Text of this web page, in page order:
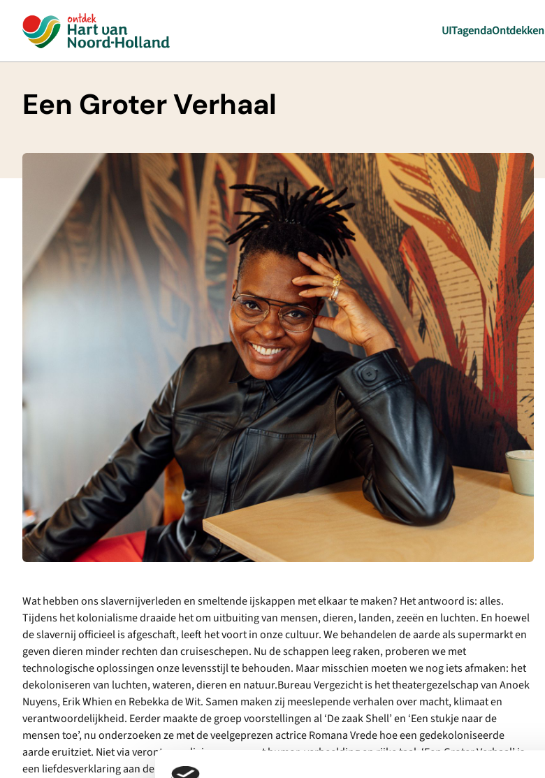
UITagendaOntdekken
Een Groter Verhaal
Wat hebben ons slavernijverleden en smeltende ijskappen met elkaar te maken? Het antwoord is: alles.
Tijdens het kolonialisme draaide het om uitbuiting van mensen, dieren, landen, zeeën en luchten. En hoewel
de slavernij officieel is afgeschaft, leeft het voort in onze cultuur. We behandelen de aarde als supermarkt en
geven dieren minder rechten dan cruiseschepen. Nu de schappen leeg raken, proberen we met
technologische oplossingen onze levensstijl te behouden. Maar misschien moeten we nog iets afmaken: het
dekoloniseren van luchten, wateren, dieren en natuur.Bureau Vergezicht is het theatergezelschap van Anoek
Nuyens, Erik Whien en Rebekka de Wit. Samen maken zij meeslepende verhalen over macht, klimaat en
verantwoordelijkheid. Eerder maakte de groep voorstellingen al ‘De zaak Shell’ en ‘Een stukje naar de
mensen toe’, nu onderzoeken ze met de veelgeprezen actrice Romana Vrede hoe een gedekoloniseerde
aarde eruitziet. Niet via verontwaardiging, maar met humor, verbeelding en rijke taal. ‘Een Groter Verhaal’ is
een liefdesverklaring aan de wereld.